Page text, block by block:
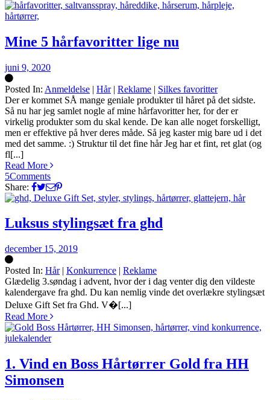
Mine 5 hårfavoritter lige nu
juni 9, 2020
Posted In: Anmeldelse | Hår| Reklame | Silkes favoritter
Silke
Der er kommet SÅ mange geniale produkter til håret på det sidste.
Så nu har jeg samlet nogle af mine hårfavoritter her, for der er
virkelig produkter som du skal kende. De kan alle noget forskelligt,
men er effektive på hver deres måde. Så jeg kaster mig bare ud i det
med det samme. :) Struktur til det fine hår Jeg har et fint, ret glat (og
fl[...]
Read More
5Comments
Share:
Luksus stylingsæt fra ghd
december 15, 2019
Posted In: Hår| Konkurrence | Reklame
Silke
Glædelig 3.søndag i advent, hvor der i dag venter dig den vildeste
kalendergave fra ghd. Du kan nemlig vinde det overlækre stylingsæt
Deluxe Gift Set fra Ghd. V�[...]
Read More
1. Vind en Boss Hårtørrer Gold fra HH
Simonsen